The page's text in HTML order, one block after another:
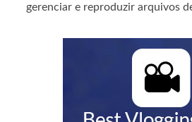
gerenciar e reproduzir arquivos